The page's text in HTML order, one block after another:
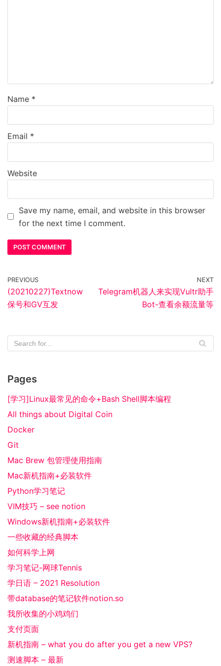
Name *
Email *
Website
Save my name, email, and website in this browser
for the next time I comment.
PREVIOUS
(20210227)Textnow
保号和GV互发
NEXT
Telegram机器人来实现Vultr助手
Bot-查看余额流量等
Pages
[学习]Linux最常见的命令+Bash Shell脚本编程
All things about Digital Coin
Docker
Git
Mac Brew 包管理使用指南
Mac新机指南+必装软件
Python学习笔记
VIM技巧 – see notion
Windows新机指南+必装软件
一些收藏的经典脚本
如何科学上网
学习笔记-网球Tennis
学日语 – 2021 Resolution
带database的笔记软件notion.so
我所收集的小鸡鸡们
支付页面
新机指南 – what you do after you get a new VPS?
测速脚本 – 最新